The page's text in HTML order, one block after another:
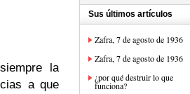
la
a que
Sus últimos artículos
Zafra, 7 de agosto de 1936
Zafra, 7 de agosto de 1936
¿por qué destruir lo que
funciona?